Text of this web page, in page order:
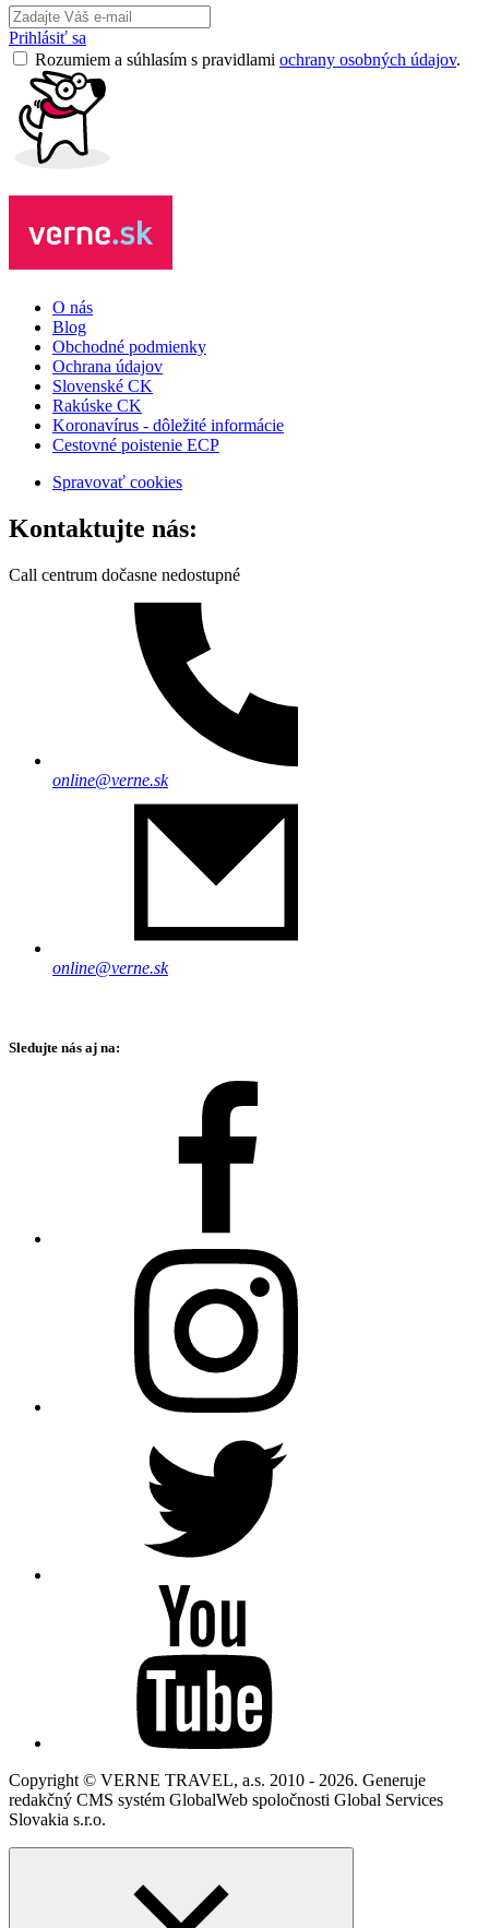
Prihlásiť sa
Rozumiem a súhlasím s pravidlami ochrany osobných údajov.
O nás
Blog
Obchodné podmienky
Ochrana údajov
Slovenské CK
Rakúske CK
Koronavírus - dôležité informácie
Cestovné poistenie ECP
Spravovať cookies
Kontaktujte nás:
Call centrum dočasne nedostupné
online@verne.sk
online@verne.sk
Sledujte nás aj na:
Copyright © VERNE TRAVEL, a.s. 2010 - 2026. Generuje
redakčný CMS systém GlobalWeb spoločnosti Global Services
Slovakia s.r.o.